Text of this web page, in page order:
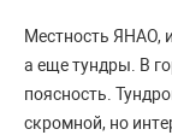
Местность ЯНАО,
а еще тундры. В
поясность.
скромной, но